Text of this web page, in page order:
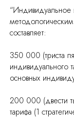
“Индивидуальное
составляет:
350 000 (триста
индивидуального
основных
200 000 (двести
тарифа (1